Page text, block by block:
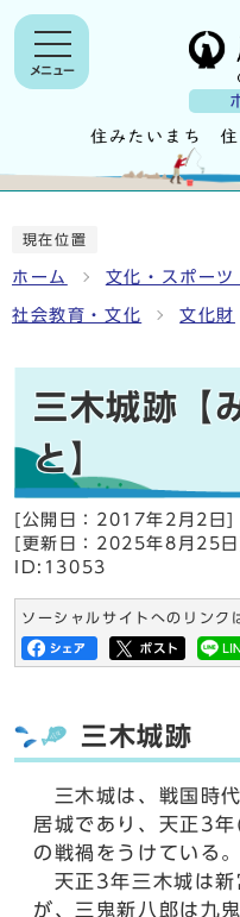
メニュー
現在位置
ホーム 文化・スポーツ
社会教育・文化 文化財
三木城跡【
と】
[公開日： 2017年2月2日
[更新日： 2025年8月25日
ID:13053
ソーシャルサイトへのリンク
三木城跡
三木城は、戦国時
居城であり、天正3
の戦禍をうけている。
天正3年三木城は新
が、三鬼新八郎は九